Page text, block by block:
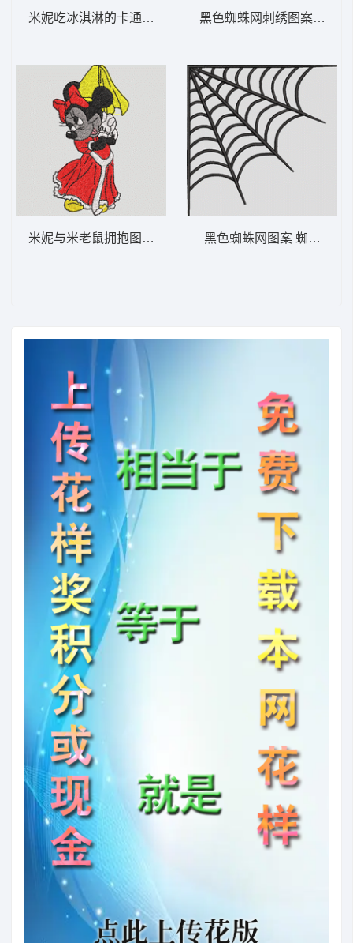
米妮吃冰淇淋的卡通形象 米妮 11-DST格式
米妮与米老鼠拥抱图案 米妮 10-DST格式
黑色蜘蛛网刺绣图案 网上
黑色蜘蛛网图案 蜘蛛网角